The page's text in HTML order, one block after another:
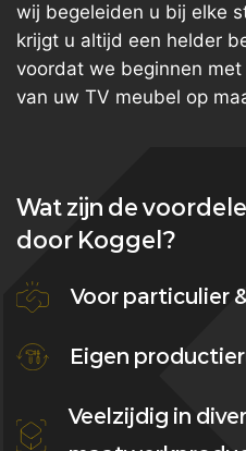
wij begeleiden u bij elke
krijgt u altijd een helder
voordat we beginnen
van uw TV meubel op
Wat zijn de
door Koggel?
Voor particulier
Eigen
Veelzijdig in